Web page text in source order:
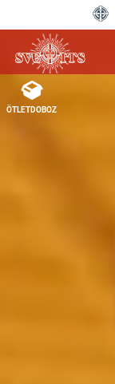
Ugrás a tartalomra
ÖTLETDOBOZ